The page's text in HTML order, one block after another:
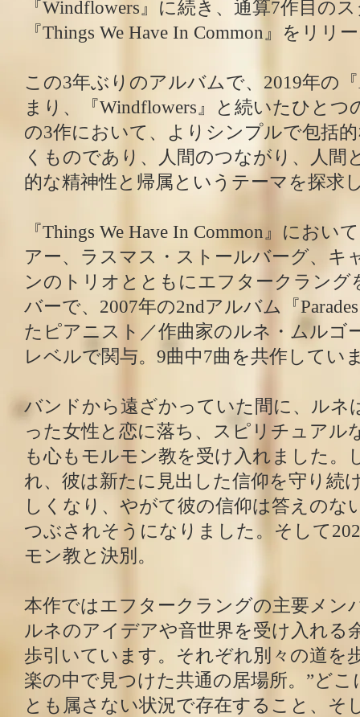
『Windflowers』に続き、通算7作目の
『Things We Have In Common』をリリ
この3年ぶりのアルバムで、2019年の
まり、『Windflowers』と続いたひと
の3作において、よりシンプルで包括
くものであり、人間のつながり、人間
的な精神性と帰属というテーマを探求
『Things We Have In Common』におい
アー、ラスマス・ストールバーグ、キ
ンのトリオとともにエフタークラング
バーで、2007年の2ndアルバム『
たピアニスト／作曲家のルネ・ムルゴ
レベルで関与。9曲中7曲を共作してい
バンドから遠ざかっていた間に、ルネ
った女性と恋に落ち、スピリチュアル
も心もモルモン教を受け入れました。
れ、彼は新たに見出した信仰を守り続
しくなり、やがて彼の信仰は答えのな
つぶされそうになりました。そして
モン教と決別。
本作ではエフタークラングの主要メン
ルネのアイデアや音世界を受け入れる
歩引いています。それぞれ別々の道を
楽の中で見つけた共通の居場所。”ど
とも属さない状況で存在すること、そ